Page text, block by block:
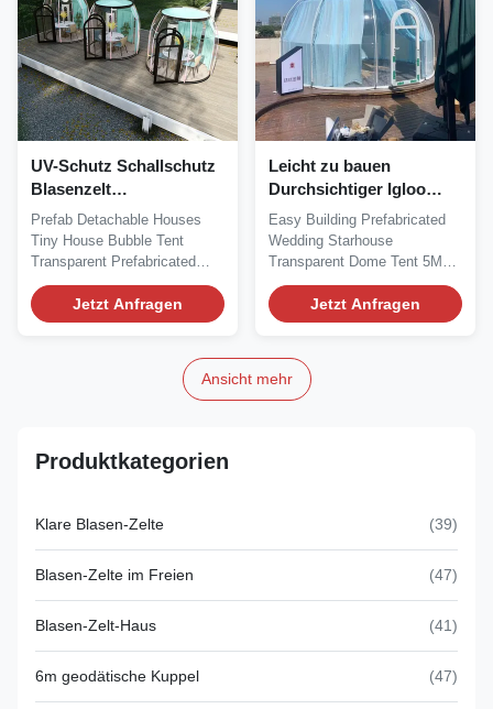
UV-Schutz Schallschutz
Blasenzelt
Wasseraufbereitung
Prefab Detachable Houses
Tiny House Bubble Tent
Transparent Prefabricated
Dome Houses Premium...
Jetzt Anfragen
Leicht zu bauen
Durchsichtiger Igloo
Durchmesser
Leistungsfaktor
Korrektur Bubble Tent
Hotel
Easy Building Prefabricated
Wedding Starhouse
Transparent Dome Tent 5M
Diameter 3.1M Height The...
Jetzt Anfragen
Ansicht mehr
Produktkategorien
Klare Blasen-Zelte (39)
Blasen-Zelte im Freien (47)
Blasen-Zelt-Haus (41)
6m geodätische Kuppel (47)